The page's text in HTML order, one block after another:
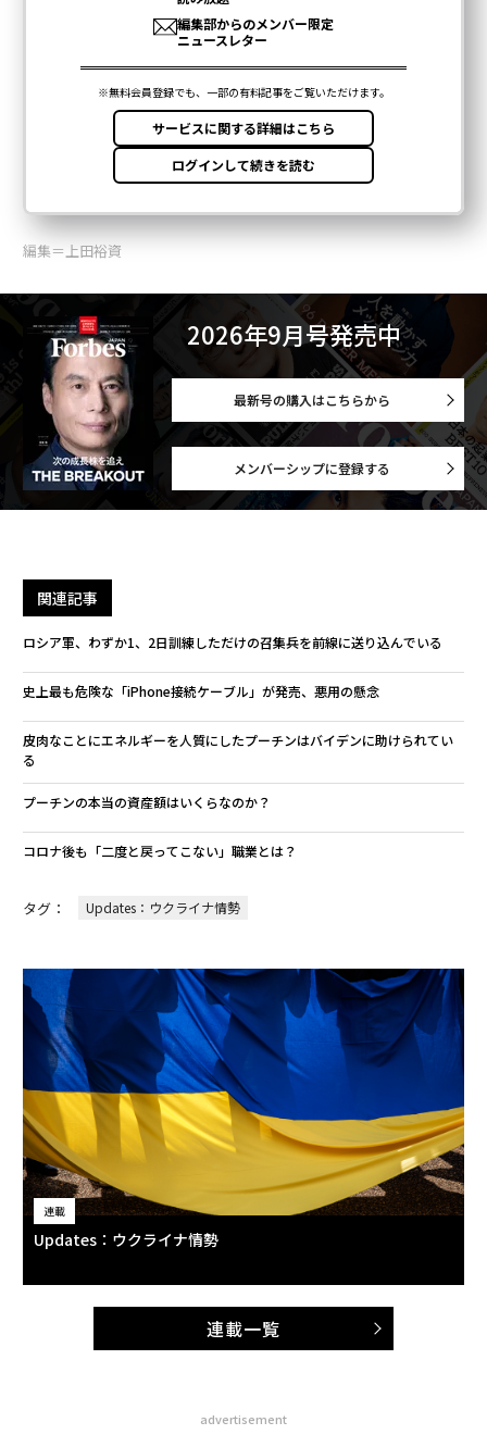
編集＝上田裕資
2026年9月号発売中
最新号の購入はこちらから
メンバーシップに登録する
関連記事
ロシア軍、わずか1、2日訓練しただけの召集兵を前線に送り込んでいる
史上最も危険な「iPhone接続ケーブル」が発売、悪用の懸念
皮肉なことにエネルギーを人質にしたプーチンはバイデンに助けられてい
る
プーチンの本当の資産額はいくらなのか？
コロナ後も「二度と戻ってこない」職業とは？
タグ： Updates：ウクライナ情勢
連載
Updates：ウクライナ情勢
連載一覧
advertisement